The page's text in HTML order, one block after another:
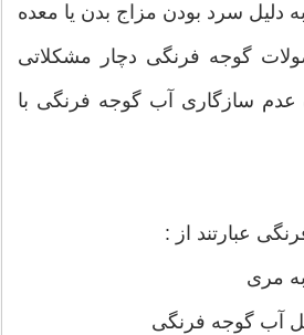
به دلیل سرد بودن مزاج بدن یا معده
گوجه فرنگی دچار مشکلاتی
عدم سازگاری آب گوجه فرنگی با
عبارتند از :
مری
آب گوجه فرنگی